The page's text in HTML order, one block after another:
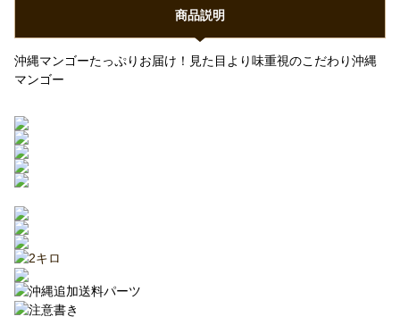
商品説明
沖縄マンゴーたっぷりお届け！見た目より味重視のこだわり沖縄
マンゴー